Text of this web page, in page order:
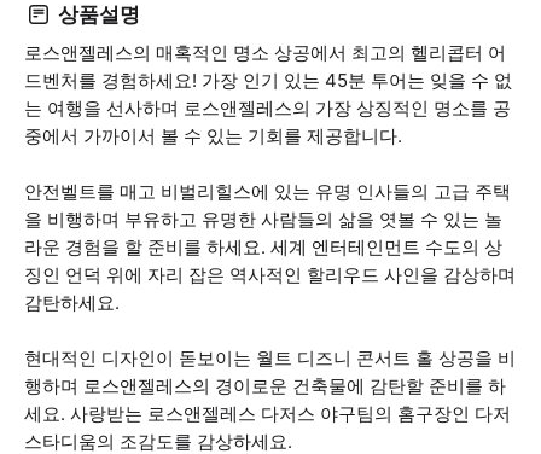
상품설명
로스앤젤레스의 매혹적인 명소 상공에서 최고의 헬리콥터 어
드벤처를 경험하세요! 가장 인기 있는 45분 투어는 잊을 수 없
는 여행을 선사하며 로스앤젤레스의 가장 상징적인 명소를 공
중에서 가까이서 볼 수 있는 기회를 제공합니다.
안전벨트를 매고 비벌리힐스에 있는 유명 인사들의 고급 주택
을 비행하며 부유하고 유명한 사람들의 삶을 엿볼 수 있는 놀
라운 경험을 할 준비를 하세요. 세계 엔터테인먼트 수도의 상
징인 언덕 위에 자리 잡은 역사적인 할리우드 사인을 감상하며
감탄하세요.
현대적인 디자인이 돋보이는 월트 디즈니 콘서트 홀 상공을 비
행하며 로스앤젤레스의 경이로운 건축물에 감탄할 준비를 하
세요. 사랑받는 로스앤젤레스 다저스 야구팀의 홈구장인 다저
스타디움의 조감도를 감상하세요.